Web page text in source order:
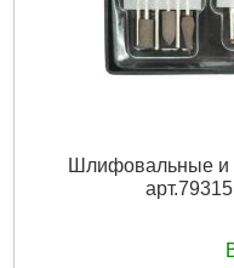
Шлифовальные и